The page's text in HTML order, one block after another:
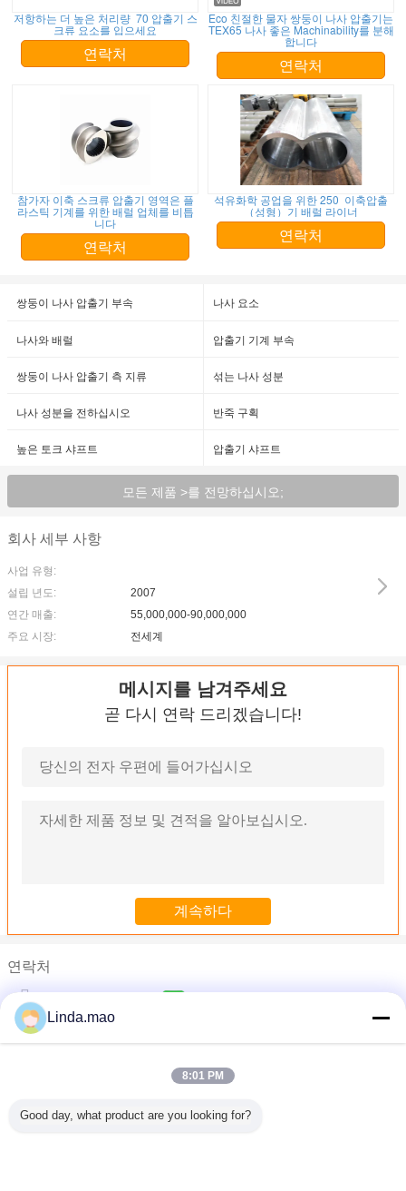
저항하는 더 높은 처리량 70 압출기 스
크류 요소를 입으세요
연락처
Eco 친절한 물자 쌍둥이 나사 압출기는
TEX65 나사 좋은 Machinability를 분해
합니다
연락처
참가자 이축 스크류 압출기 영역은 플
라스틱 기계를 위한 배럴 업체를 비틉
니다
연락처
석유화학 공업을 위한 250 이축압출
（성형）기 배럴 라이너
연락처
쌍둥이 나사 압출기 부속 나사 요소
나사와 배럴 압출기 기계 부속
쌍둥이 나사 압출기 측 지류 섞는 나사 성분
나사 성분을 전하십시오 반죽 구획
높은 토크 샤프트 압출기 샤프트
모든 제품 >를 전망하십시오;
회사 세부 사항
사업 유형:
설립 년도:
2007
연간 매출:
55,000,000-90,000,000
주요 시장:
전세계
메시지를 남겨주세요
곧 다시 연락 드리겠습니다!
연락처
Miss. Linda.mao
전화 :
플라스틱 공장 압출기 기계를 위한 튼튼한 PP 압출기 나사 그리고
쌍둥이 나사 플라스틱 압출기 기계를 위한 애완 동물 세그먼트 압
Linda.mao
8:01 PM
Good day, what product are you looking for?